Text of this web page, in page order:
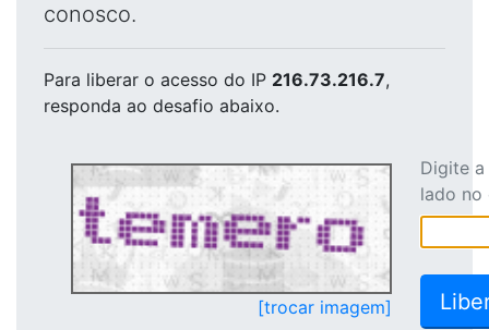
conosco.
Para liberar o acesso do IP 216.73.216.7,
responda ao desafio abaixo.
[trocar imagem]
Digite
lado no